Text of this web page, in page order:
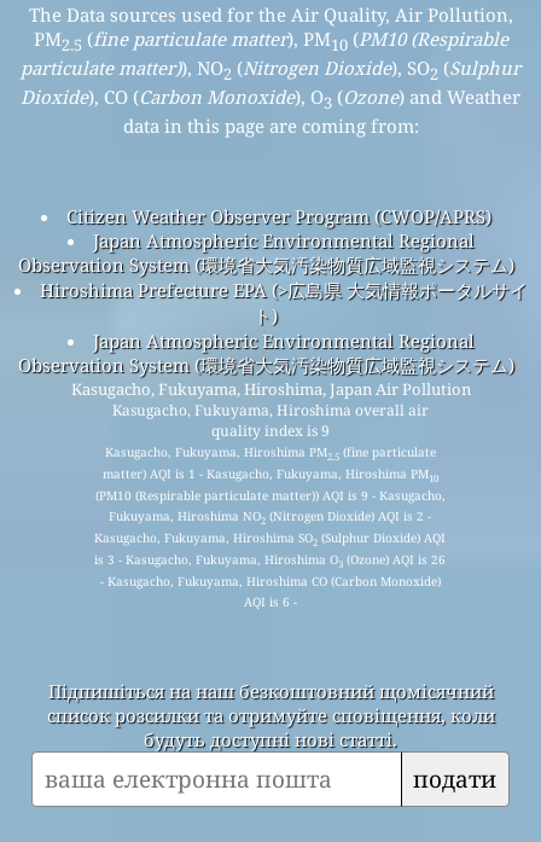
The Data sources used for the Air Quality, Air Pollution,
PM2.5 (fine particulate matter), PM10(PM10 (Respirable
particulate matter)), NO2 (Nitrogen Dioxide), SO2 (Sulphur
Dioxide), CO (Carbon Monoxide), O3 (Ozone) and Weather
data in this page are coming from:
Citizen Weather Observer Program (CWOP/APRS)
Japan Atmospheric Environmental Regional
Observation System (環境省大気汚染物質広域監視システム)
Hiroshima Prefecture EPA (>広島県 大気情報ポータルサイ
ト)
Japan Atmospheric Environmental Regional
Observation System (環境省大気汚染物質広域監視システム)
Kasugacho, Fukuyama, Hiroshima, Japan Air Pollution
Kasugacho, Fukuyama, Hiroshima overall air
quality index is 9
Kasugacho, Fukuyama, Hiroshima PM2.5(fine particulate
matter) AQI is 1 - Kasugacho, Fukuyama, Hiroshima PM10
(PM10 (Respirable particulate matter)) AQI is 9 - Kasugacho,
Fukuyama, Hiroshima NO2 (Nitrogen Dioxide) AQI is 2 -
Kasugacho, Fukuyama, Hiroshima SO2 (Sulphur Dioxide) AQI
is 3 - Kasugacho, Fukuyama, Hiroshima O3 (Ozone) AQI is 26
- Kasugacho, Fukuyama, Hiroshima CO (Carbon Monoxide)
AQI is 6 -
Підпишіться на наш безкоштовний щомісячний
список розсилки та отримуйте сповіщення, коли
будуть доступні нові статті.
подати